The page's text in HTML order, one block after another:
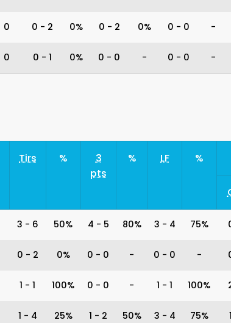
0 0 - 2 0% 0 - 2 0% 0 - 0 -
0 0 - 1 0% 0 - 0 - 0 - 0 -
Tirs %
3
pts
% LF %
3 - 6 50% 4 - 5 80% 3 - 4 75%
0 - 2 0% 0 - 0 - 0 - 0 -
1 - 1 100% 0 - 0 - 1 - 1 100%
1 - 4 25% 1 - 2 50% 3 - 4 75% 1